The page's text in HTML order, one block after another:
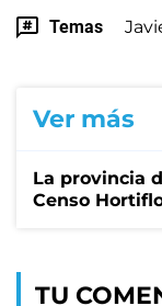
Temas
Ver más
La provincia
Censo
TU